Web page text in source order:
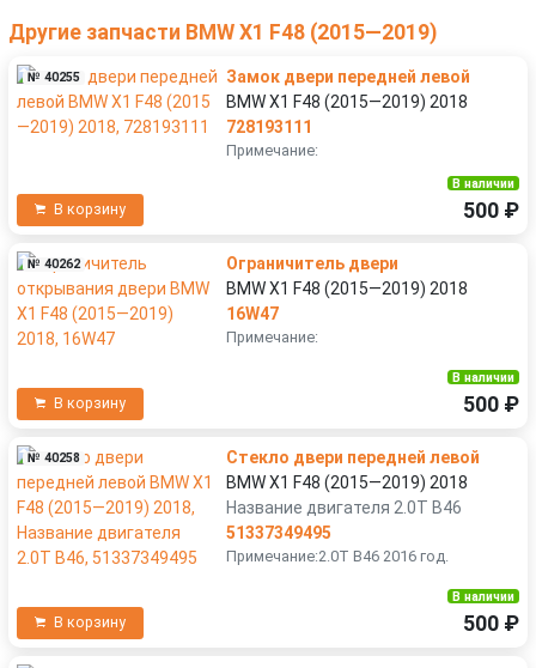
Другие запчасти BMW X1 F48 (2015—2019)
№ 40255
Замок двери передней левой
BMW X1 F48 (2015—2019) 2018
728193111
Примечание:
В корзину
В наличии
500 ₽
№ 40262
Ограничитель двери
BMW X1 F48 (2015—2019) 2018
16W47
Примечание:
В корзину
В наличии
500 ₽
№ 40258
Стекло двери передней левой
BMW X1 F48 (2015—2019) 2018
Название двигателя 2.0T B46
51337349495
Примечание:2.0T B46 2016 год.
В корзину
В наличии
500 ₽